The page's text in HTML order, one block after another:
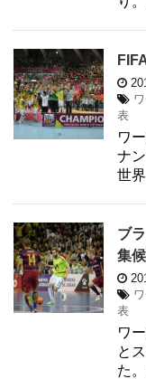
表
ワ
ナ
世
ブ
集
表
ワ
と
た